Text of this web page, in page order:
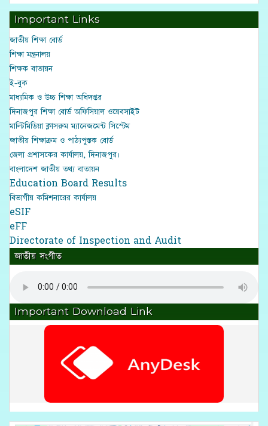
Important Links
জাতীয় শিক্ষা বোর্ড
শিক্ষা মন্ত্রনালয়
শিক্ষক বাতায়ন
ই-বুক
মাধ্যমিক ও উচ্চ শিক্ষা অধিদপ্তর
দিনাজপুর শিক্ষা বোর্ড অফিসিয়াল ওয়েবসাইট
মাল্টিমিডিয়া ক্লাসরুম ম্যানেজমেন্ট সিস্টেম
জাতীয় শিক্ষাক্রম ও পাঠ্যপুস্তক বোর্ড
জেলা প্রশাসকের কার্যালয়, দিনাজপুর।
বাংলাদেশ জাতীয় তথ্য বাতায়ন
Education Board Results
বিভাগীয় কমিশনারের কার্যালয়
eSIF
eFF
Directorate of Inspection and Audit
জাতীয় সংগীত
Important Download Link